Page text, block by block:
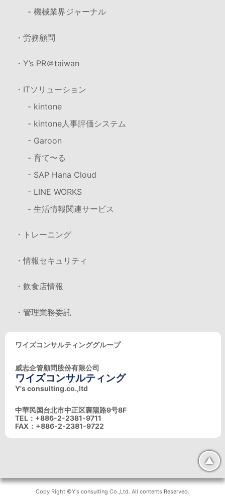
- 機械業界ジャーナル
・労務顧問
・Y’s PR＠taiwan
・ITソリューション
- kintone
- kintone人事評価システム
- Garoon
- 育て〜る
- SAP Hana Cloud
- LINE WORKS
- 生活情報関連サービス
・トレーニング
・情報セキュリティ
・飲食店情報
・管理業務委託
ワイズコンサルティンググループ
威志企管顧問股份有限公司
ワイズコンサルティング
Y's consulting.co.,ltd
中華民国台北市中正区襄陽路9号8F
TEL：+886-2-2381-9711
FAX：+886-2-2381-9722
▲
Copy Right ©Y's consulting Co.,Ltd. All contents Reserved.